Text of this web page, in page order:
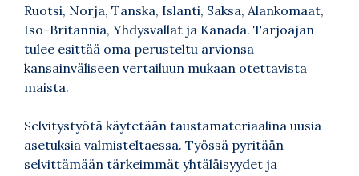
Ruotsi, Norja, Tanska, Islanti, Saksa, Alankomaat,
Iso-Britannia, Yhdysvallat ja Kanada. Tarjoajan
tulee esittää oma perusteltu arvionsa
kansainväliseen vertailuun mukaan otettavista
maista.
Selvitystyötä käytetään taustamateriaalina uusia
asetuksia valmisteltaessa. Työssä pyritään
selvittämään tärkeimmät yhtäläisyydet ja